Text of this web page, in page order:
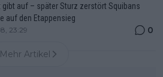
gibt auf – später Sturz zerstört Squibans
auf den Etappensieg
23:29 0
Mehr Artikel